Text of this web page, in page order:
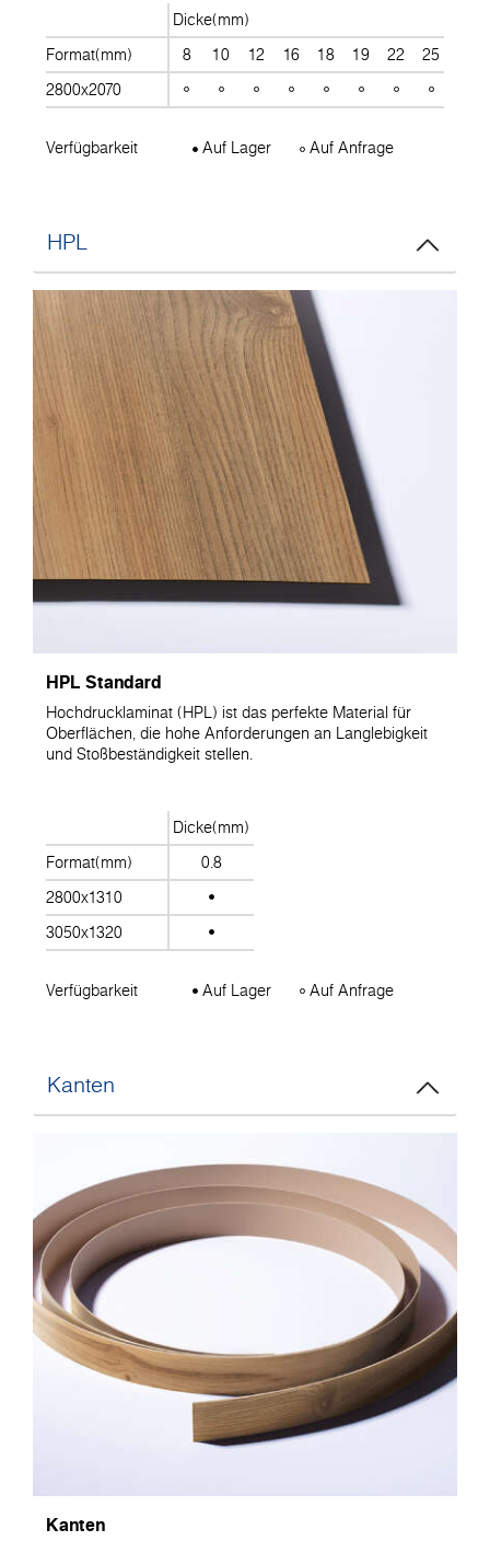
Dicke(mm)
Format(mm)
8 10 12 16 18 19 22 25
2800x2070
Verfügbarkeit Auf Lager Auf Anfrage
HPL
HPL Standard
Hochdrucklaminat (HPL) ist das perfekte Material für
Oberflächen, die hohe Anforderungen an Langlebigkeit
und Stoßbeständigkeit stellen.
Dicke(mm)
Format(mm)
0.8
2800x1310
3050x1320
Verfügbarkeit Auf Lager Auf Anfrage
Kanten
Kanten